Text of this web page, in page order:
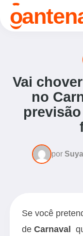
o
Vai
no
por
Se você
de Carnaval